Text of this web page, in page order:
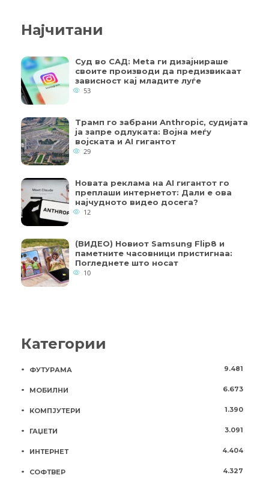
Најчитани
Суд во САД: Meta ги дизајнираше
своите производи да предизвикаат
зависност кај младите луѓе
53
Трамп го забрани Anthropic, судијата
ја запре одлуката: Војна меѓу
војската и AI гигантот
29
Новата реклама на AI гигантот го
преплаши интернетот: Дали е ова
најчудното видео досега?
12
(ВИДЕО) Новиот Samsung Flip8 и
паметните часовници пристигнаа:
Погледнете што носат
10
Категории
ФУТУРАМА 9.481
МОБИЛНИ 6.673
КОМПЈУТЕРИ 1.390
ГАЏЕТИ 3.091
ИНТЕРНЕТ 4.404
СОФТВЕР 4.327